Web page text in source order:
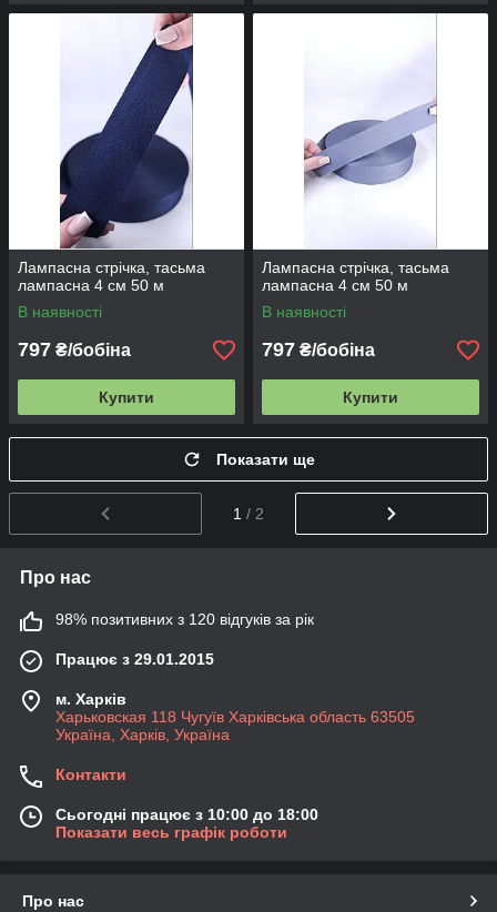
Лампасна стрічка, тасьма
лампасна 4 см 50 м
В наявності
797 ₴/бобіна
Купити
Лампасна стрічка, тасьма
лампасна 4 см 50 м
В наявності
797 ₴/бобіна
Купити
Показати ще
1 / 2
Про нас
98% позитивних з 120 відгуків за рік
Працює з 29.01.2015
м. Харків
Харьковская 118 Чугуїв Харківська область 63505
Україна, Харків, Україна
Контакти
Сьогодні працює з 10:00 до 18:00
Показати весь графік роботи
Про нас